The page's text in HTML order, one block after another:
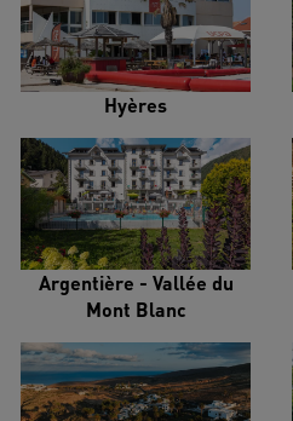
Hyères
Argentière - Vallée du
Mont Blanc